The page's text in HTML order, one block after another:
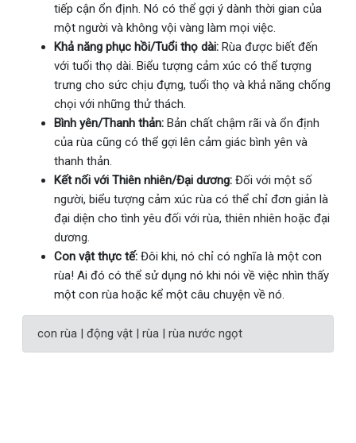
tiếp cận ổn định. Nó có thể gợi ý dành thời gian của
một người và không vội vàng làm mọi việc.
Khả năng phục hồi/Tuổi thọ dài: Rùa được biết đến
với tuổi thọ dài. Biểu tượng cảm xúc có thể tượng
trưng cho sức chịu đựng, tuổi thọ và khả năng chống
chọi với những thử thách.
Bình yên/Thanh thản: Bản chất chậm rãi và ổn định
của rùa cũng có thể gợi lên cảm giác bình yên và
thanh thản.
Kết nối với Thiên nhiên/Đại dương: Đối với một số
người, biểu tượng cảm xúc rùa có thể chỉ đơn giản là
đại diện cho tình yêu đối với rùa, thiên nhiên hoặc đại
dương.
Con vật thực tế: Đôi khi, nó chỉ có nghĩa là một con
rùa! Ai đó có thể sử dụng nó khi nói về việc nhìn thấy
một con rùa hoặc kể một câu chuyện về nó.
con rùa | động vật | rùa | rùa nước ngọt